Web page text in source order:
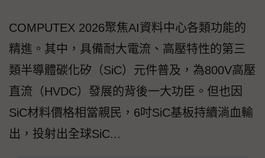
COMPUTEX 2026聚焦AI資料中心各類功能的
精進。其中，具備耐大電流、高壓特性的第三
類半導體碳化矽（SiC）元件普及，為800V高壓
直流（HVDC）發展的背後一大功臣。但也因
SiC材料價格相當親民，6吋SiC基板持續淌血輸
出，投射出全球SiC...